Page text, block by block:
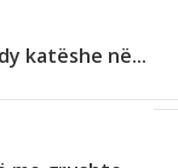
katëshe në...